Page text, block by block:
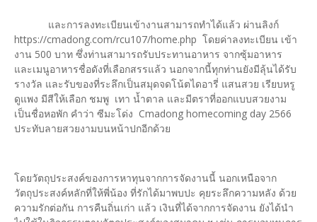
และการลงทะเบียนเข้างานสามารถทำได้แล้ว ผ่านลิงก์
https://cmadong.com/rcu107/home.php โดยค่าลงทะเบียน เข้า
งาน 500 บาท ซึ่งท่านสามารถรับประทานอาหาร จากซุ้มอาหาร
และเมนูอาหารชื่อดังที่เลือกสรรแล้ว นอกจากนี้ทุกท่านยังมีลุ้นได้รับ
รางวัล และรับของที่ระลึกเป็นสมุดจดโน้ตไดอารี่ แสนสวย เรียบหรู
ดูแพง มีสีให้เลือก ชมพู เทา น้ำตาล และมีตราที่ออกแบบสวยงาม
เป็นชื่อหอพัก คำว่า ซีมะโด่ง Cmadong homecoming day 2566
ประทับลายสวยงามบนหน้าปกอีกด้วย
โดยวัตถุประสงค์ของการหาทุนจากการจัดงานนี้ นอกเหนือจาก
วัตถุประสงค์หลักที่ให้พี่น้อง ที่รักได้มาพบปะ คุยระลึกความหลัง ด้วย
ความรักต่อกัน การคืนถิ่นเก่า แล้ว เงินที่ได้จากการจัดงาน ยังได้นำ